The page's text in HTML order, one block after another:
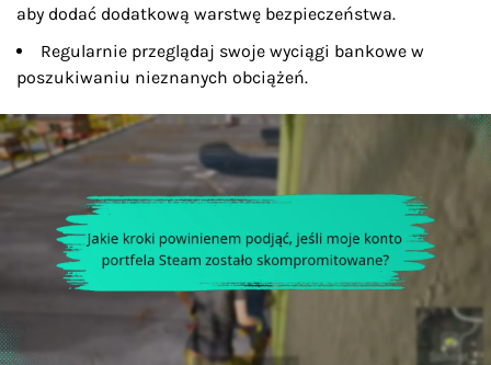
aby dodać dodatkową warstwę bezpieczeństwa.
Regularnie przeglądaj swoje wyciągi bankowe w
poszukiwaniu nieznanych obciążeń.